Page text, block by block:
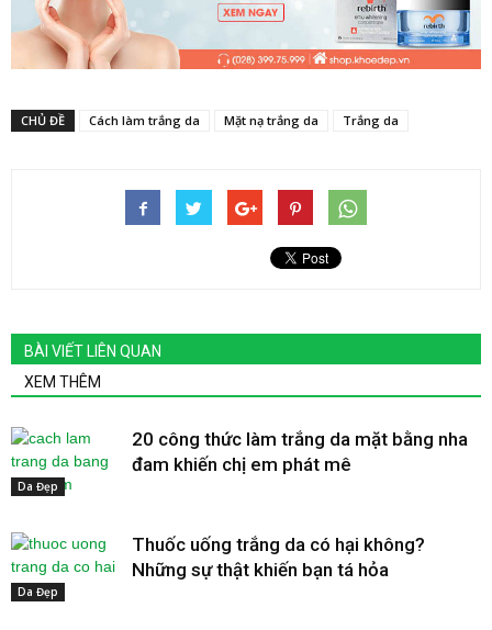
CHỦ ĐỀ Cách làm trắng da Mặt nạ trắng da Trắng da
BÀI VIẾT LIÊN QUAN
XEM THÊM
Da Đẹp
20 công thức làm trắng da mặt bằng nha
đam khiến chị em phát mê
Da Đẹp
Thuốc uống trắng da có hại không?
Những sự thật khiến bạn tá hỏa